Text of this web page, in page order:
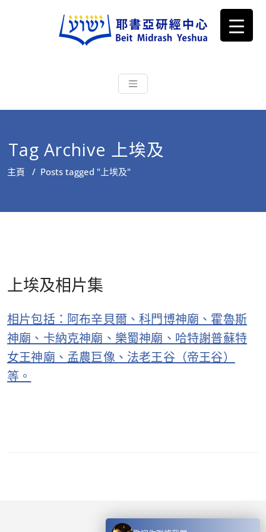
耶書亞研經中心
根源明白聖經，成為更好的門徒
Tag Archive 上埃及
主頁 / Posts tagged "上埃及"
上埃及相片集
相片包括：阿布辛貝爾、科門博神廟、霍魯斯
神廟、卡納克神廟、樂蜀神廟、哈特謝普蘇特
女王神廟、孟農巨像、法老王谷（帝王谷）
等。